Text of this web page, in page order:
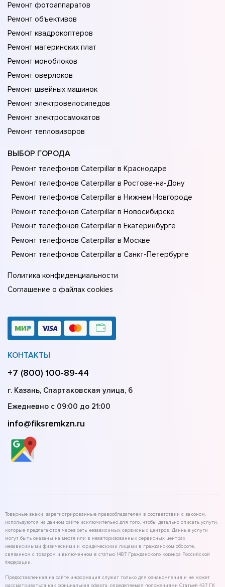
Ремонт фотоаппаратов
Ремонт объективов
Ремонт квадрокоптеров
Ремонт материнских плат
Ремонт моноблоков
Ремонт оверлоков
Ремонт швейных машинок
Ремонт электровелосипедов
Ремонт электросамокатов
Ремонт тепловизоров
ВЫБОР ГОРОДА
Ремонт телефонов Caterpillar в Краснодаре
Ремонт телефонов Caterpillar в Ростове-на-Донy
Ремонт телефонов Caterpillar в Нижнем Новгороде
Ремонт телефонов Caterpillar в Новосибирске
Ремонт телефонов Caterpillar в Екатеринбурге
Ремонт телефонов Caterpillar в Москве
Ремонт телефонов Caterpillar в Санкт-Петербурге
Политика конфиденциальности
Соглашение о файлах cookies
КОНТАКТЫ
+7 (800) 100-89-44
г. Казань, Спартаковская улица, 6
Ежедневно с 09:00 до 21:00
info@fiksremkzn.ru
Товарные знаки, зарегистрированные правообладателем в соответствии с законом,
используются на данном сайте исключительно для того, чтобы детально описать услуги,
которые предлагаются через сеть независимых сервисных центров. Данные услуги
могут быть оказаны на месте или в неавторизованных сервисных центрах
независимыми физическими и юридическими лицами в гражданском обороте,
связанном с товаром и включенном в статью 1487 Гражданского кодекса Российской
Федерации.
Предоставленная на сайте информация служит только для ознакомления и не может
рассматриваться как официальная оферта, определяемая положениями Статьей 437 ГК